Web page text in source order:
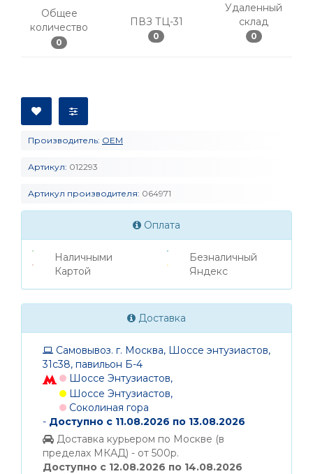
Общее
количество
0
ПВЗ ТЦ-31
0
Удаленный
склад
0
Производитель: OEM
Артикул: 012293
Артикул производителя: 064971
Оплата
Наличными
Картой
Безналичный
Яндекс
Доставка
Самовывоз. г. Москва, Шоссе энтузиастов,
31с38, павильон Б-4
Шоссе Энтузиастов,
Шоссе Энтузиастов,
Соколиная гора
- Доступно с 11.08.2026 по 13.08.2026
Доставка курьером по Москве (в
пределах МКАД) - от 500р.
Доступно с 12.08.2026 по 14.08.2026